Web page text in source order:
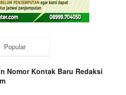
Popular
Nomor Kontak Baru Redaksi